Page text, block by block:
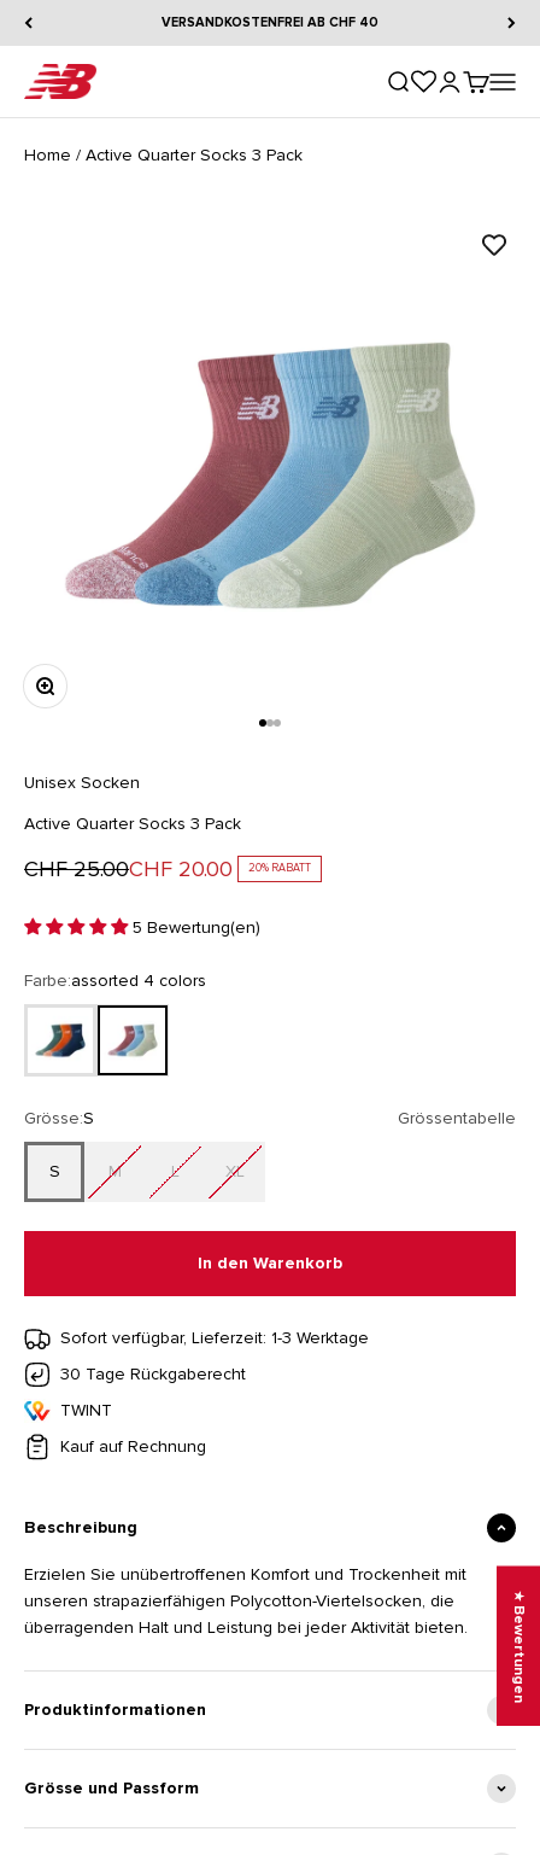
VERSANDKOSTENFREI AB CHF 40
New Balance Suche öffnen
Home / Active Quarter Socks 3 Pack
Bild vergrößern
Unisex Socken
Active Quarter Socks 3 Pack
Regulärer Preis
CHF 25.00Angebot
CHF 20.00 20% RABATT
5 Bewertung(en)
Farbe:assorted 4 colors
assorted 5 colorsassorted 4 colors
Grösse:S Grössentabelle
S M L XL
In den Warenkorb
Sofort verfügbar, Lieferzeit: 1-3 Werktage
30 Tage Rückgaberecht
TWINT
Kauf auf Rechnung
Beschreibung
Erzielen Sie unübertroffenen Komfort und Trockenheit mit
unseren strapazierfähigen Polycotton-Viertelsocken, die
überragenden Halt und Leistung bei jeder Aktivität bieten.
Produktinformationen
Grösse und Passform
★ Bewertungen